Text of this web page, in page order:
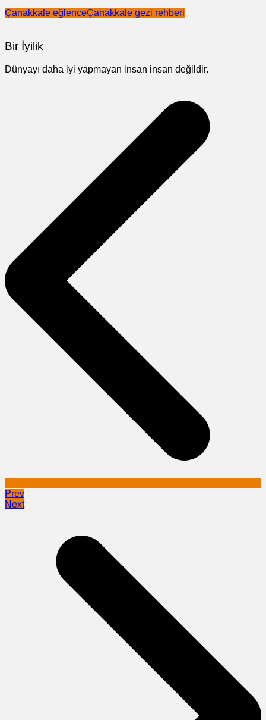
Çanakkale eğlenceÇanakkale gezi rehberi
Bir İyilik
Dünyayı daha iyi yapmayan insan insan değildir.
Prev
Next